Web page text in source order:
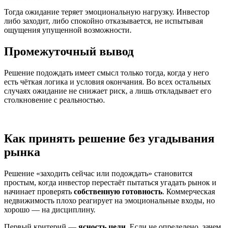
Тогда ожидание теряет эмоциональную нагрузку. Инвестор
либо заходит, либо спокойно отказывается, не испытывая
ощущения упущенной возможности.
Промежуточный вывод
Решение подождать имеет смысл только тогда, когда у него
есть чёткая логика и условия окончания. Во всех остальных
случаях ожидание не снижает риск, а лишь откладывает его
столкновение с реальностью.
Как принять решение без угадывания
рынка
Решение «заходить сейчас или подождать» становится
простым, когда инвестор перестаёт пытаться угадать рынок и
начинает проверять собственную готовность. Коммерческая
недвижимость плохо реагирует на эмоциональные входы, но
хорошо — на дисциплину.